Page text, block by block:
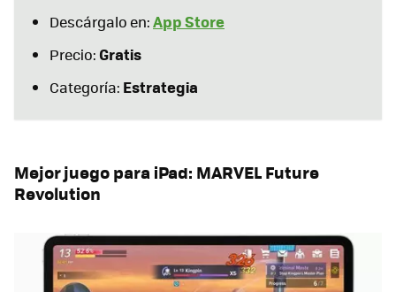
Descárgalo en:App Store
Precio:Gratis
Categoría: Estrategia
Mejor juego para iPad: MARVEL Future
Revolution